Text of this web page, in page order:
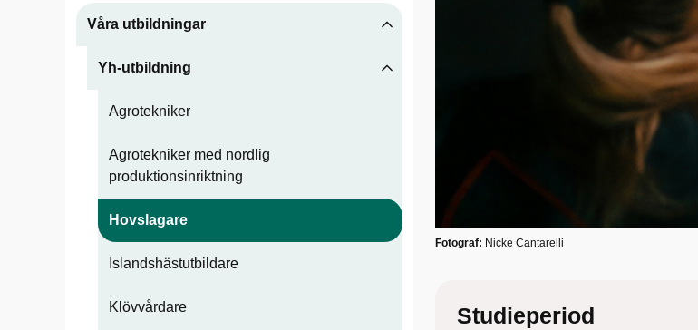
Våra utbildningar
Yh-utbildning
Agrotekniker
Agrotekniker med nordlig
produktionsinriktning
Hovslagare
Islandshästutbildare
Klövvårdare
Fotograf: Nicke Cantarelli
Studieperiod